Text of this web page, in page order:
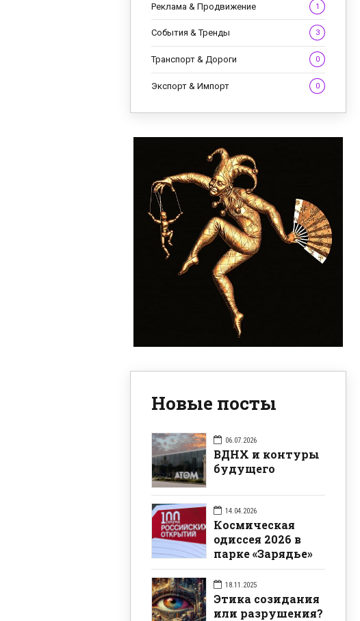
Реклама & Продвижение 1
События & Тренды 3
Транспорт & Дороги 0
Экспорт & Импорт 0
Новые посты
06.07.2026
ВДНХ и контуры
будущего
14.04.2026
Космическая
одиссея 2026 в
парке «Зарядье»
18.11.2025
Этика созидания
или разрушения?